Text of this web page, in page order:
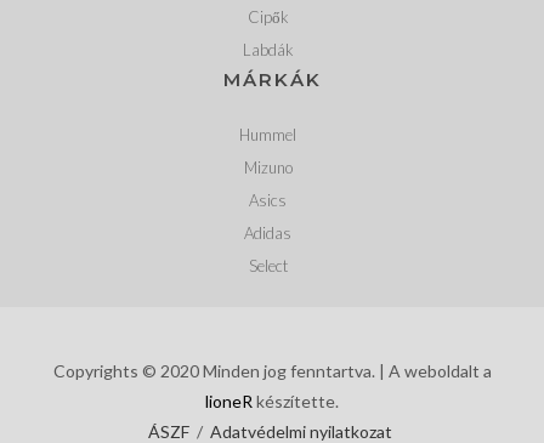
Cipők
Labdák
MÁRKÁK
Hummel
Mizuno
Asics
Adidas
Select
Copyrights © 2020 Minden jog fenntartva. | A weboldalt a
lioneR készítette.
ÁSZF / Adatvédelmi nyilatkozat